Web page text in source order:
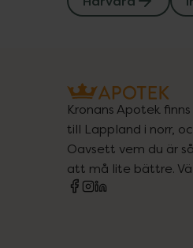
Kronans Apotek
till Lappland i norr,
Oavsett vem du är
att må lite bättre.